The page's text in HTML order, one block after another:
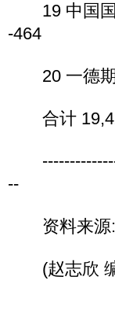
19 中国国
-464
20 一德期
合计
--
资料来源:
(赵志欣